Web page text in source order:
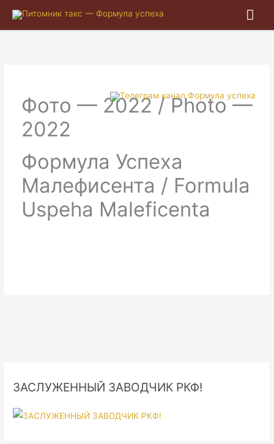
Фото — 2022 / Photo —
2022
Формула Успеха
Малефисента / Formula
Uspeha Maleficenta
ЗАСЛУЖЕННЫЙ ЗАВОДЧИК РКФ!